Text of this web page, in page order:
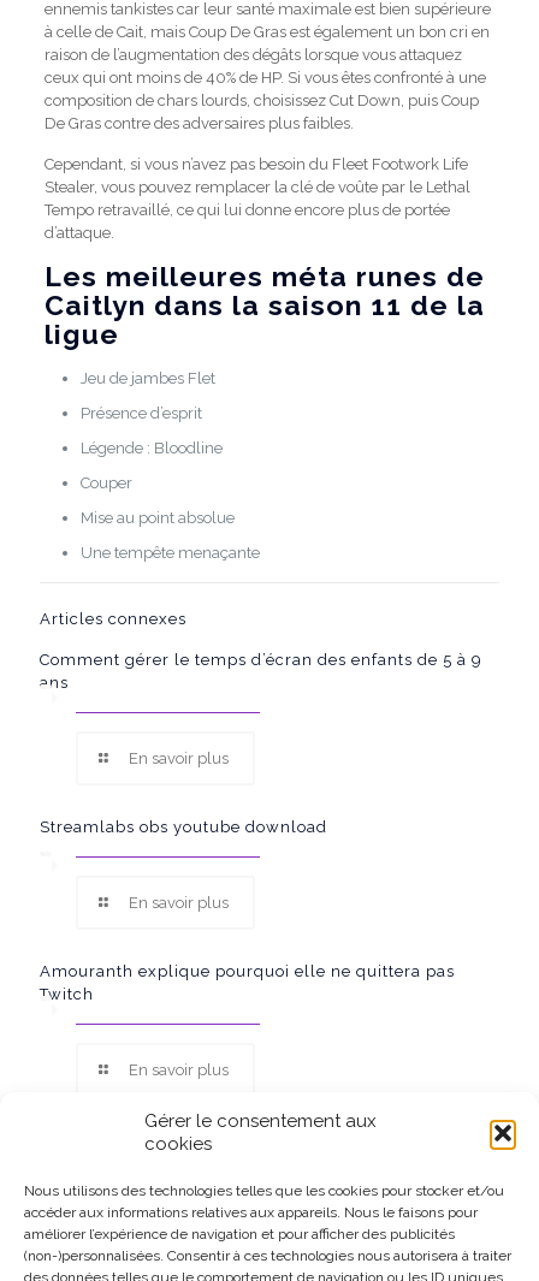
Gérer le consentement aux
cookies
Nous utilisons des technologies telles que les cookies pour stocker et/ou
accéder aux informations relatives aux appareils. Nous le faisons pour
améliorer l’expérience de navigation et pour afficher des publicités
(non-)personnalisées. Consentir à ces technologies nous autorisera à traiter
des données telles que le comportement de navigation ou les ID uniques
ennemis tankistes car leur santé maximale est bien supérieure
à celle de Cait, mais Coup De Gras est également un bon cri en
raison de l’augmentation des dégâts lorsque vous attaquez
ceux qui ont moins de 40% de HP. Si vous êtes confronté à une
composition de chars lourds, choisissez Cut Down, puis Coup
De Gras contre des adversaires plus faibles.
Cependant, si vous n’avez pas besoin du Fleet Footwork Life
Stealer, vous pouvez remplacer la clé de voûte par le Lethal
Tempo retravaillé, ce qui lui donne encore plus de portée
d’attaque.
Les meilleures méta runes de
Caitlyn dans la saison 11 de la
ligue
Jeu de jambes Flet
Présence d’esprit
Légende : Bloodline
Couper
Mise au point absolue
Une tempête menaçante
Articles connexes
Comment gérer le temps d’écran des enfants de 5 à 9
ans
En savoir plus
Streamlabs obs youtube download
En savoir plus
Amouranth explique pourquoi elle ne quittera pas
Twitch
En savoir plus
Ce site participe au Programme Partenaires d’Amazon EU, un
programme d’affiliation conçu pour permettre à des sites de
percevoir une rémunération grâce à la création de liens vers